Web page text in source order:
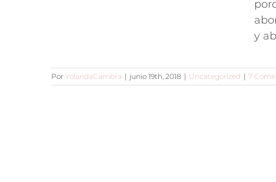
y
Por YolandaCambra | junio 19th, 2018 | Uncategorized | 7